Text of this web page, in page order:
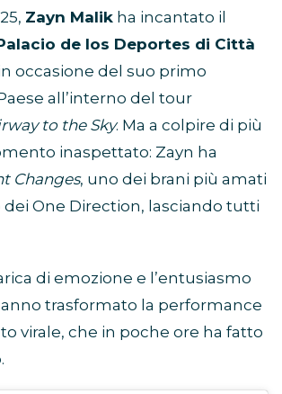
Zayn Malik ha incantato il
de los Deportes di Città
occasione del suo primo
all’interno del tour
to the Sky. Ma a colpire di più
inaspettato: Zayn ha
Changes, uno dei brani più amati
One Direction, lasciando tutti
di emozione e l’entusiasmo
trasformato la performance
virale, che in poche ore ha fatto